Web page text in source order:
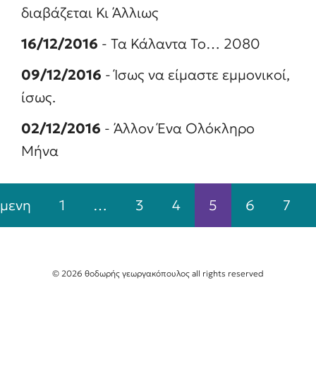
διαβάζεται Κι Άλλιως
16/12/2016 - Τα Κάλαντα Το… 2080
09/12/2016 - Ίσως να είμαστε εμμονικοί,
ίσως.
02/12/2016 - Άλλον Ένα Ολόκληρο
Μήνα
1 … 3 4 5 6 7
© 2026 θοδωρής γεωργακόπουλος all rights reserved